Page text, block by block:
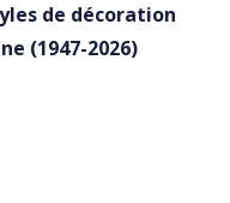
de décoration
(1947-2026)